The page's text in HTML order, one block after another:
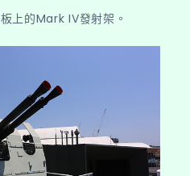
上的Mark IV發射架。